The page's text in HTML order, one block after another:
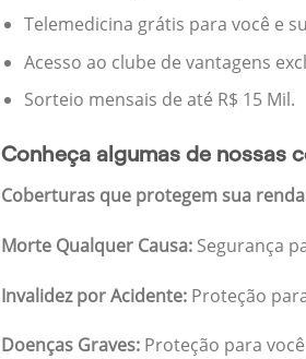
Telemedicina grátis para você e
Acesso ao clube de vantagens
Sorteio mensais de até R$ 15 Mil.
Conheça algumas de nossas
Coberturas que protegem sua
Morte Qualquer Causa: Segurança
Invalidez por Acidente: Proteção
Doenças Graves: Proteção para